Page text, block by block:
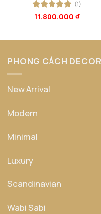
Được xếp
(1)
11.800.000 ₫
PHONG CÁCH DECOR
New Arrival
Modern
Minimal
Luxury
Scandinavian
Wabi Sabi